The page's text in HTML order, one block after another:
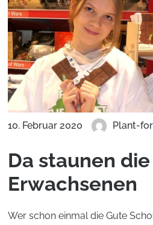
10. Februar 2020 Plant-
Da staunen die
Erwachsenen
Wer schon einmal die Gute